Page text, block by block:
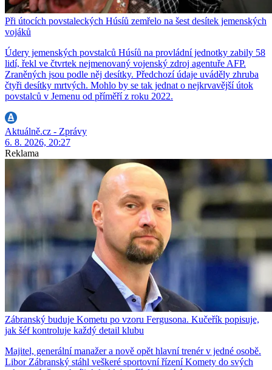
Při útocích povstaleckých Húsíů zemřelo na šest desítek jemenských
vojáků
Údery jemenských povstalců Húsíů na provládní jednotky zabily 58
lidí, řekl ve čtvrtek nejmenovaný vojenský zdroj agentuře AFP.
Zraněných jsou podle něj desítky. Předchozí údaje uváděly zhruba
čtyři desítky mrtvých. Mohlo by se tak jednat o nejkrvavější útok
povstalců v Jemenu od příměří z roku 2022.
Aktuálně.cz - Zprávy
6. 8. 2026, 20:27
Reklama
Zábranský buduje Kometu po vzoru Fergusona. Kučeřík popisuje,
jak šéf kontroluje každý detail klubu
Majitel, generální manažer a nově opět hlavní trenér v jedné osobě.
Libor Zábranský stáhl veškeré sportovní řízení Komety do svých